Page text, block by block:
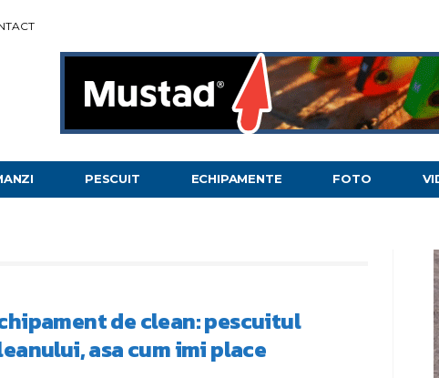
PESCUIT ECHIPAMENTE FOTO
de clean: pescuitul
asa cum imi place